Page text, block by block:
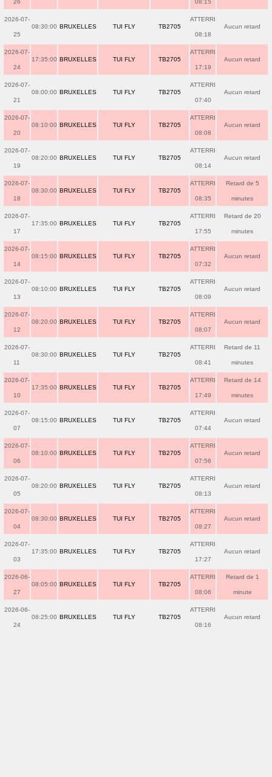
26 08:15
2026-07-
25
08:30:00 BRUXELLES TUI FLY TB2705
ATTERRI
08:18
Aucun retard
2026-07-
24
17:35:00 BRUXELLES TUI FLY TB2705
ATTERRI
17:19
Aucun retard
2026-07-
21
08:00:00 BRUXELLES TUI FLY TB2705
ATTERRI
07:40
Aucun retard
2026-07-
20
08:10:00 BRUXELLES TUI FLY TB2705
ATTERRI
08:08
Aucun retard
2026-07-
19
08:20:00 BRUXELLES TUI FLY TB2705
ATTERRI
08:14
Aucun retard
2026-07-
18
08:30:00 BRUXELLES TUI FLY TB2705
ATTERRI
08:35
Retard de 5
minutes
2026-07-
17
17:35:00 BRUXELLES TUI FLY TB2705
ATTERRI
17:55
Retard de 20
minutes
2026-07-
14
08:15:00 BRUXELLES TUI FLY TB2705
ATTERRI
07:32
Aucun retard
2026-07-
13
08:10:00 BRUXELLES TUI FLY TB2705
ATTERRI
08:09
Aucun retard
2026-07-
12
08:20:00 BRUXELLES TUI FLY TB2705
ATTERRI
08:07
Aucun retard
2026-07-
11
08:30:00 BRUXELLES TUI FLY TB2705
ATTERRI
08:41
Retard de 11
minutes
2026-07-
10
17:35:00 BRUXELLES TUI FLY TB2705
ATTERRI
17:49
Retard de 14
minutes
2026-07-
07
08:15:00 BRUXELLES TUI FLY TB2705
ATTERRI
07:44
Aucun retard
2026-07-
06
08:10:00 BRUXELLES TUI FLY TB2705
ATTERRI
07:56
Aucun retard
2026-07-
05
08:20:00 BRUXELLES TUI FLY TB2705
ATTERRI
08:13
Aucun retard
2026-07-
04
08:30:00 BRUXELLES TUI FLY TB2705
ATTERRI
08:27
Aucun retard
2026-07-
03
17:35:00 BRUXELLES TUI FLY TB2705
ATTERRI
17:27
Aucun retard
2026-06-
27
08:05:00 BRUXELLES TUI FLY TB2705
ATTERRI
08:06
Retard de 1
minute
2026-06-
24
08:25:00 BRUXELLES TUI FLY TB2705
ATTERRI
08:16
Aucun retard